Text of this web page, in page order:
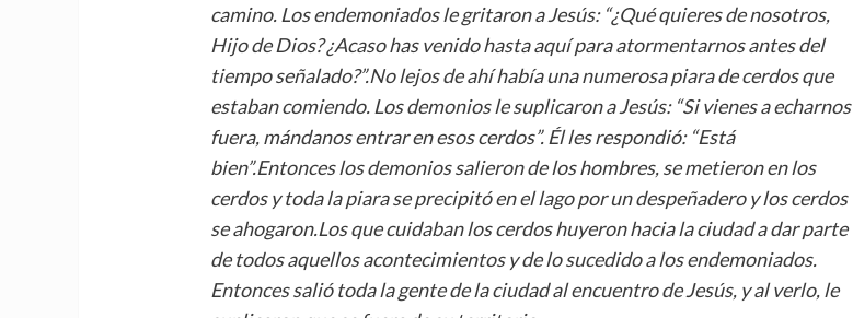
camino. Los endemoniados le gritaron a Jesús: “¿Qué quieres de nosotros,
Hijo de Dios? ¿Acaso has venido hasta aquí para atormentarnos antes del
tiempo señalado?”.No lejos de ahí había una numerosa piara de cerdos que
estaban comiendo. Los demonios le suplicaron a Jesús: “Si vienes a echarnos
fuera, mándanos entrar en esos cerdos”. Él les respondió: “Está
bien”.Entonces los demonios salieron de los hombres, se metieron en los
cerdos y toda la piara se precipitó en el lago por un despeñadero y los cerdos
se ahogaron.Los que cuidaban los cerdos huyeron hacia la ciudad a dar parte
de todos aquellos acontecimientos y de lo sucedido a los endemoniados.
Entonces salió toda la gente de la ciudad al encuentro de Jesús, y al verlo, le